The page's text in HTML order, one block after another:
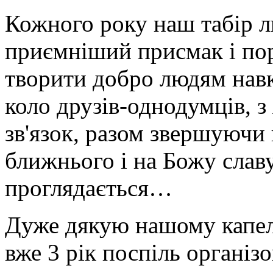
Кожного року наш табір
приємніший присмак і
творити добро людям
коло друзів-однодумців,
зв'язок, разом звершуючи
ближнього і на Божу
проглядається…
Дуже дякую нашому
вже 3 рік поспіль